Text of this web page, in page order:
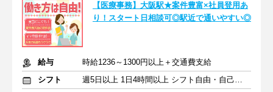
【医療事務】大阪駅★案件豊富×社員登用あ
り！スタート日相談可◎駅近で通いやすい◎
給与
時給1236～1300円以上＋交通費支給
シフト
週5日以上 1日4時間以上 シフト自由・自己申告